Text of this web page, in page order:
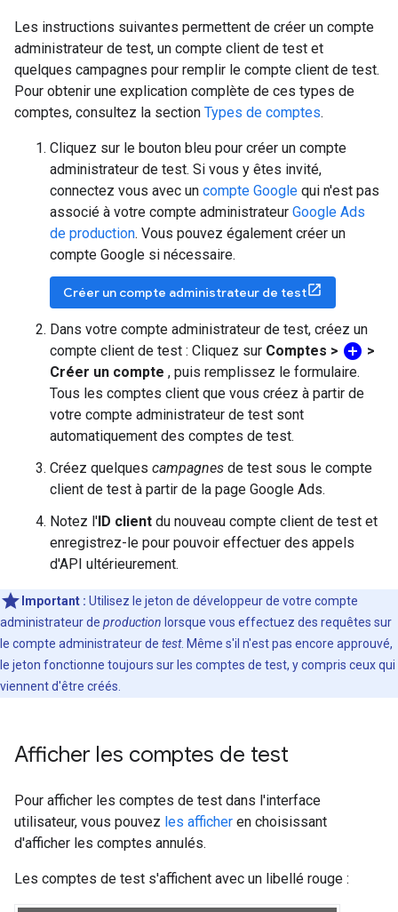
Les instructions suivantes permettent de créer un compte
administrateur de test, un compte client de test et
quelques campagnes pour remplir le compte client de test.
Pour obtenir une explication complète de ces types de
comptes, consultez la section Types de comptes.
Cliquez sur le bouton bleu pour créer un compte
administrateur de test. Si vous y êtes invité,
connectez vous avec un compte Google qui n'est pas
associé à votre compte administrateur Google Ads
de production. Vous pouvez également créer un
compte Google si nécessaire.
Créer un compte administrateur de test
Dans votre compte administrateur de test, créez un
compte client de test : Cliquez sur Comptes > add_circle >
Créer un compte , puis remplissez le formulaire.
Tous les comptes client que vous créez à partir de
votre compte administrateur de test sont
automatiquement des comptes de test.
Créez quelques campagnes de test sous le compte
client de test à partir de la page Google Ads.
Notez l'ID client du nouveau compte client de test et
enregistrez-le pour pouvoir effectuer des appels
d'API ultérieurement.
Important : Utilisez le jeton de développeur de votre compte
administrateur de production lorsque vous effectuez des requêtes sur
le compte administrateur de test. Même s'il n'est pas encore approuvé,
le jeton fonctionne toujours sur les comptes de test, y compris ceux qui
viennent d'être créés.
Afficher les comptes de test
Pour afficher les comptes de test dans l'interface
utilisateur, vous pouvez les afficher en choisissant
d'afficher les comptes annulés.
Les comptes de test s'affichent avec un libellé rouge :